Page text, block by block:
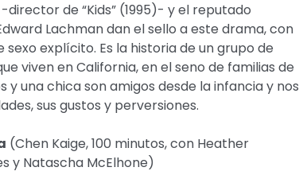
director de “Kids” (1995)- y el reputado
Lachman dan el sello a este drama, con
explícito. Es la historia de un grupo de
viven en California, en el seno de familias de
y una chica son amigos desde la infancia y nos
sus gustos y perversiones.
(Chen Kaige, 100 minutos, con Heather
y Natascha McElhone)